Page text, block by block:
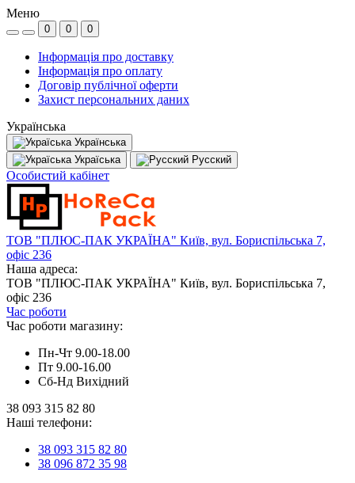
Меню
0 0 0
Інформація про доставку
Інформація про оплату
Договір публічної оферти
Захист персональних даних
Українська
Українська
Україська
Русский
Особистий кабінет
ТОВ "ПЛЮС-ПАК УКРАЇНА" Київ, вул. Бориспільська 7,
офіс 236
Наша адреса:
ТОВ "ПЛЮС-ПАК УКРАЇНА" Київ, вул. Бориспільська 7,
офіс 236
Час роботи
Час роботи магазину:
Пн-Чт 9.00-18.00
Пт 9.00-16.00
Сб-Нд Вихідний
38 093 315 82 80
Наші телефони:
38 093 315 82 80
38 096 872 35 98